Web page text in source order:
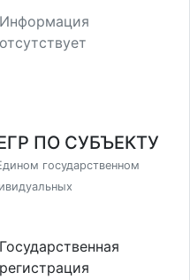
Информация
отсутствует
ПО СУБЪЕКТУ
государственном
Государственная
регистрация